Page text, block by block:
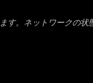
。ネットワークの状